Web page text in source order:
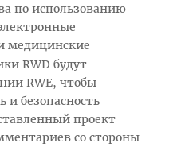
по использованию
медицинские
RWD будут
RWE, чтобы
и безопасность
проект
со стороны